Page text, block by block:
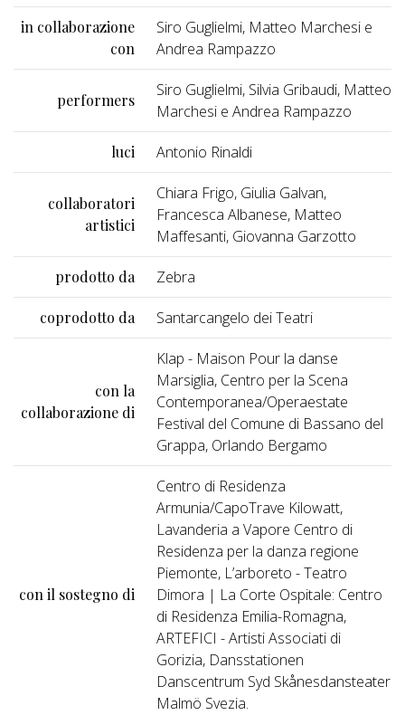
in collaborazione
con
Siro Guglielmi, Matteo Marchesi e
Andrea Rampazzo
performers
Siro Guglielmi, Silvia Gribaudi, Matteo
Marchesi e Andrea Rampazzo
luci Antonio Rinaldi
collaboratori
artistici
Chiara Frigo, Giulia Galvan,
Francesca Albanese, Matteo
Maffesanti, Giovanna Garzotto
prodotto da Zebra
coprodotto da Santarcangelo dei Teatri
con la
collaborazione di
Klap - Maison Pour la danse
Marsiglia, Centro per la Scena
Contemporanea/Operaestate
Festival del Comune di Bassano del
Grappa, Orlando Bergamo
con il sostegno di
Centro di Residenza
Armunia/CapoTrave Kilowatt,
Lavanderia a Vapore Centro di
Residenza per la danza regione
Piemonte, L’arboreto - Teatro
Dimora | La Corte Ospitale: Centro
di Residenza Emilia-Romagna,
ARTEFICI - Artisti Associati di
Gorizia, Dansstationen
Danscentrum Syd Skånesdansteater
Malmö Svezia.